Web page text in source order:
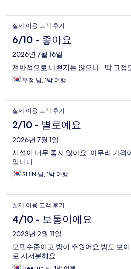
실제 이용 고객 후기
6/10 - 좋아요
2026년 7월 16일
전반적으로 나쁘지는 않으나.. 딱 그정
우정 님, 1박 여행
실제 이용 고객 후기
2/10 - 별로예요
2026년 7월 1일
시설이 너무 좋지 않아요. 아무리 가격
입니다
SHIN 님, 1박 여행
실제 이용 고객 후기
4/10 - 보통이에요
2023년 2월 11일
모텔수준이고 방이 추웠어요 방도 보
로 지저분해요